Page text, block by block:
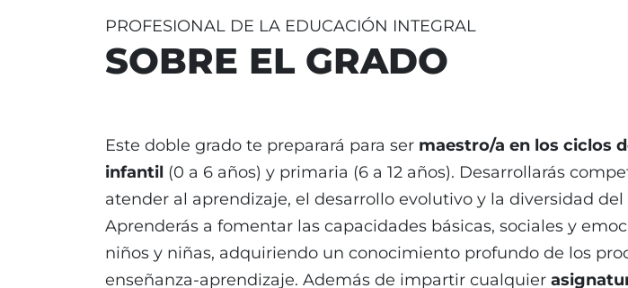
PROFESIONAL DE LA EDUCACIÓN INTEGRAL
SOBRE EL GRADO
Este doble grado te preparará para ser maestro/a en los ciclos
infantil (0 a 6 años) y primaria (6 a 12 años). Desarrollarás
atender al aprendizaje, el desarrollo evolutivo y la diversidad
Aprenderás a fomentar las capacidades básicas, sociales y
niños y niñas, adquiriendo un conocimiento profundo de los
enseñanza-aprendizaje. Además de impartir cualquier